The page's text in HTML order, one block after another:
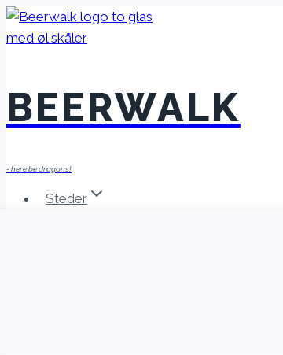
Fortsæt
til
BEERWALK
- here be dragons!
Steder